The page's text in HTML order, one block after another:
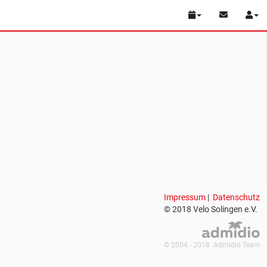
Impressum | Datenschutz
© 2018 Velo Solingen e.V.
© 2004 - 2018 Admidio Team